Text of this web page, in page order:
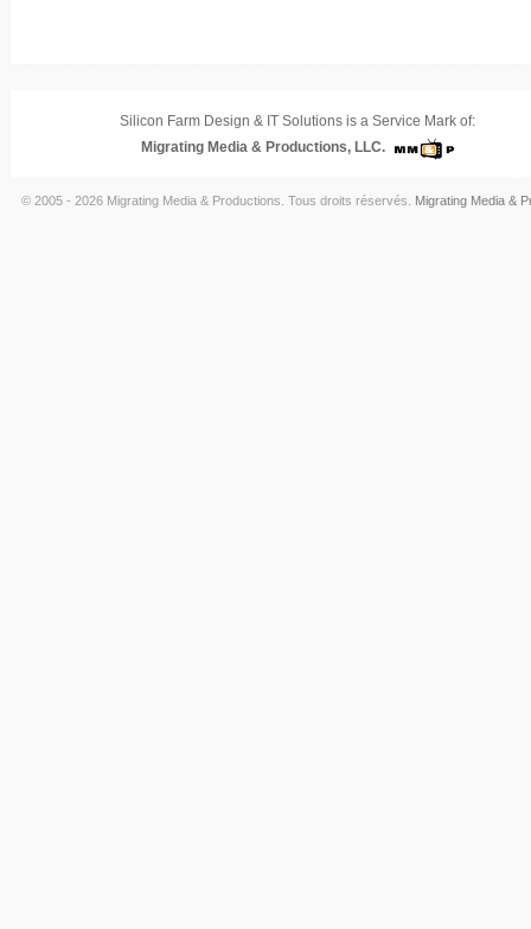
Silicon Farm Design & IT Solutions is a Service Mark of:
Migrating Media & Productions, LLC.
© 2005 - 2026 Migrating Media & Productions. Tous droits réservés. Migrating Media &